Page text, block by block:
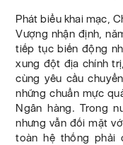
Phát biểu khai mạc,
Vượng nhận định,
tiếp tục biến động
xung đột địa chính
cùng yêu cầu
những chuẩn mực
Ngân hàng. Trong
nhưng vẫn đối mặt
toàn hệ thống phải